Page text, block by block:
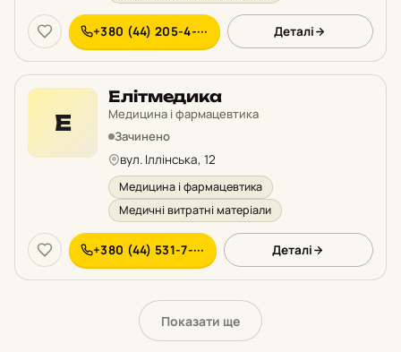
+380 (44) 205-4-··· Деталі
Е
Елітмедика
Медицина і фармацевтика
Зачинено
вул. Іллінська, 12
Медицина і фармацевтика
Медичні витратні матеріали
+380 (44) 531-7-··· Деталі
Показати ще